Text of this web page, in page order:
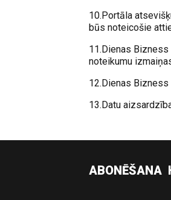
10.Portāla
būs noteicošie
11.Dienas
noteikumu
12.Dienas
13.Datu
ABONĒŠANA